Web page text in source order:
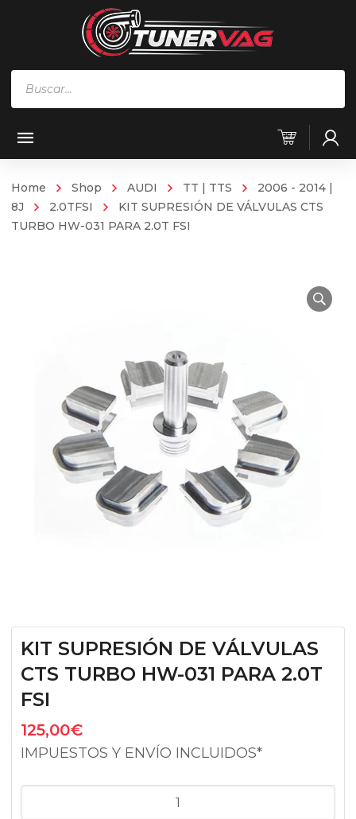
Home Shop AUDI TT | TTS
2006 - 2014 |
8J
2.0TFSI
KIT SUPRESIÓN DE VÁLVULAS CTS
TURBO HW-031 PARA 2.0T FSI
KIT SUPRESIÓN DE VÁLVULAS
CTS TURBO HW-031 PARA 2.0T
FSI
125,00€
IMPUESTOS Y ENVÍO INCLUIDOS*